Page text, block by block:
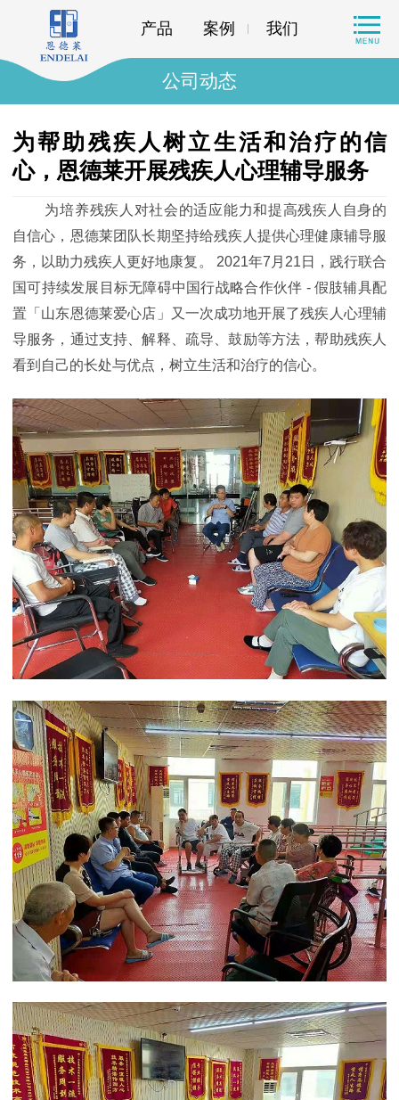
产品 案例 我们
公司动态
为帮助残疾人树立生活和治疗的信
心，恩德莱开展残疾人心理辅导服务
为培养残疾人对社会的适应能力和提高残疾人自身的
自信心，恩德莱团队长期坚持给残疾人提供心理健康辅导服
务，以助力残疾人更好地康复。 2021年7月21日，践行联合
国可持续发展目标无障碍中国行战略合作伙伴 - 假肢辅具配
置「山东恩德莱爱心店」又一次成功地开展了残疾人心理辅
导服务，通过支持、解释、疏导、鼓励等方法，帮助残疾人
看到自己的长处与优点，树立生活和治疗的信心。